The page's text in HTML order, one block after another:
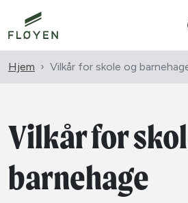
Hjem Vilkår for skole og
Vilkår for
barnehage